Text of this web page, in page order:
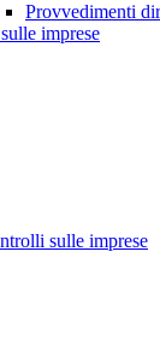
Provvedimenti
imprese
sulle imprese